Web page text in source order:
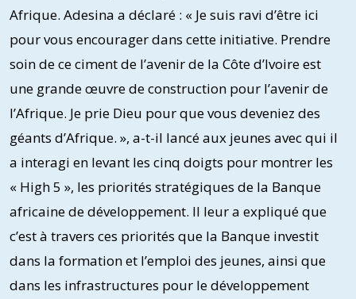
Afrique. Adesina a déclaré : « Je suis ravi d’être ici
pour vous encourager dans cette initiative. Prendre
soin de ce ciment de l’avenir de la Côte d’Ivoire est
une grande œuvre de construction pour l’avenir de
l’Afrique. Je prie Dieu pour que vous deveniez des
géants d’Afrique. », a-t-il lancé aux jeunes avec qui il
a interagi en levant les cinq doigts pour montrer les
« High 5 », les priorités stratégiques de la Banque
africaine de développement. Il leur a expliqué que
c’est à travers ces priorités que la Banque investit
dans la formation et l’emploi des jeunes, ainsi que
dans les infrastructures pour le développement